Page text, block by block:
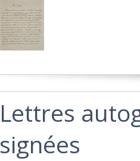
‎Lettres
signées‎